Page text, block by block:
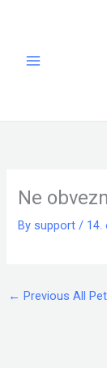
Ne
By support/ 14.
← Previous All